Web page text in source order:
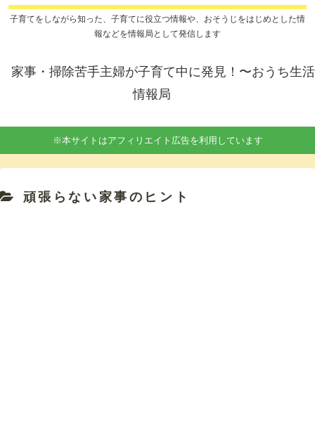
子育てをしながら知った、子育てに役立つ情報や、おそうじをはじめとした情
報などを情報局として発信します
家事・掃除苦手主婦が子育て中に発見！〜おうち生活
情報局
※本サイトはアフィリエイト広告を利用しています
頑張らない家事のヒント